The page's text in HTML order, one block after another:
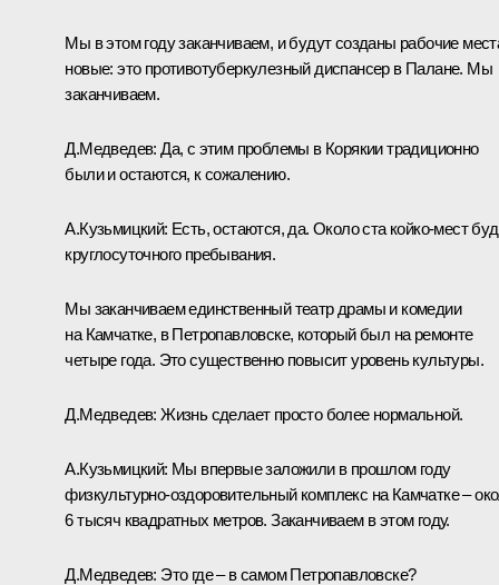
Мы в этом году заканчиваем, и будут созданы рабочие
новые: это противотуберкулезный диспансер в Палане. Мы
заканчиваем.
Д.Медведев: Да, с этим проблемы в Корякии традиционно
были и остаются, к сожалению.
А.Кузьмицкий: Есть, остаются, да. Около ста койко-мест
круглосуточного пребывания.
Мы заканчиваем единственный театр драмы и комедии
на Камчатке, в Петропавловске, который был на ремонте
четыре года. Это существенно повысит уровень культуры.
Д.Медведев: Жизнь сделает просто более нормальной.
А.Кузьмицкий: Мы впервые заложили в прошлом году
физкультурно-оздоровительный комплекс на Камчатке –
6 тысяч квадратных метров. Заканчиваем в этом году.
Д.Медведев: Это где – в самом Петропавловске?